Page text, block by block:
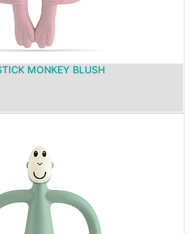
MONKEY BLUSH